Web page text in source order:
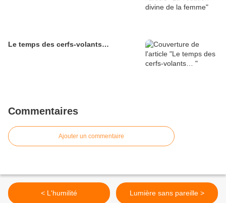
Le temps des cerfs-volants…
Commentaires
Ajouter un commentaire
< L'humilité Lumière sans pareille >